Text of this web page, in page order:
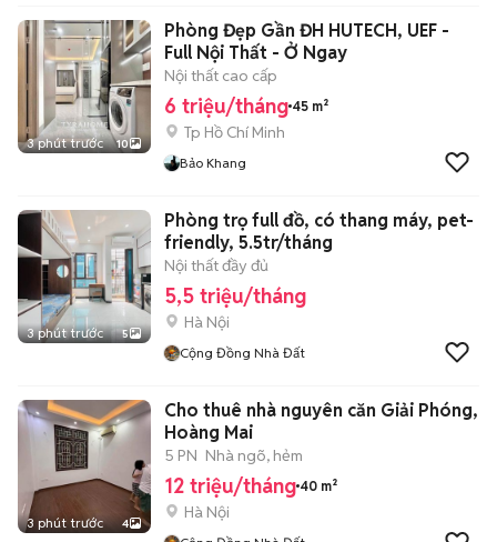
3 phút trước 10
Phòng Đẹp Gần ĐH HUTECH, UEF -
Full Nội Thất - Ở Ngay
Nội thất cao cấp
6 triệu/tháng 45 m²
Tp Hồ Chí Minh
Bảo Khang
3 phút trước 5
Phòng trọ full đồ, có thang máy, pet-
friendly, 5.5tr/tháng
Nội thất đầy đủ
5,5 triệu/tháng
Hà Nội
Cộng Đồng Nhà Đất
3 phút trước 4
Cho thuê nhà nguyên căn Giải Phóng,
Hoàng Mai
5 PN Nhà ngõ, hẻm
12 triệu/tháng 40 m²
Hà Nội